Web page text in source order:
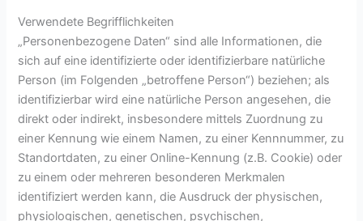
Verwendete Begrifflichkeiten
„Personenbezogene Daten“ sind alle Informationen, die
sich auf eine identifizierte oder identifizierbare natürliche
Person (im Folgenden „betroffene Person“) beziehen; als
identifizierbar wird eine natürliche Person angesehen, die
direkt oder indirekt, insbesondere mittels Zuordnung zu
einer Kennung wie einem Namen, zu einer Kennnummer, zu
Standortdaten, zu einer Online-Kennung (z.B. Cookie) oder
zu einem oder mehreren besonderen Merkmalen
identifiziert werden kann, die Ausdruck der physischen,
physiologischen, genetischen, psychischen,